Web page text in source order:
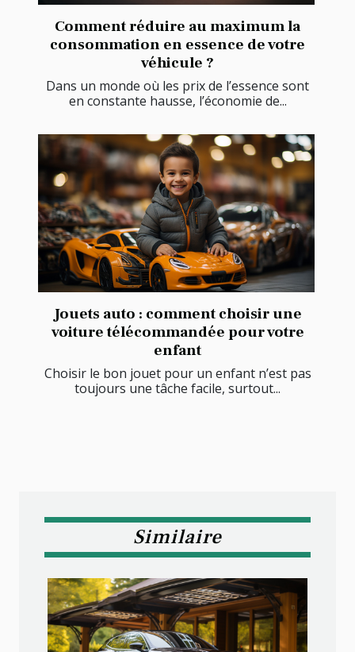
Comment réduire au maximum la
consommation en essence de votre
véhicule ?
Dans un monde où les prix de l’essence sont
en constante hausse, l’économie de...
Jouets auto : comment choisir une
voiture télécommandée pour votre
enfant
Choisir le bon jouet pour un enfant n’est pas
toujours une tâche facile, surtout...
Similaire